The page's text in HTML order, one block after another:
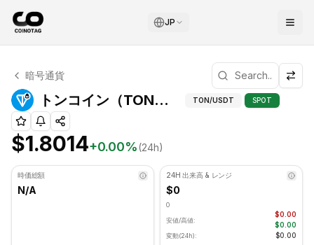
JP
トンコイン テクニカル分析
トンコイン 現在 $1.8014 で取引されています. RSI指標
暗号通貨
トンコイン（TON）サポート・レジスタンスレベル TON/USDT SPOT
$1.8014+0.00%(24h)
時価総額
N/A
24H 出来高 & レンジ
$0
0
安値/高値:
$0.00
$0.00
変動(24h): $0.00